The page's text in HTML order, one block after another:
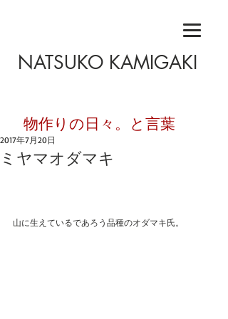
NATSUKO KAMIGAKI
​物作りの日々。と言葉
ミヤマオダマキ
2017年7月20日
山に生えているであろう品種のオダマキ氏。